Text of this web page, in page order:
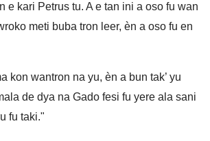
e kari Petrus tu. A e tan ini a oso fu wan
meti buba tron leer, èn a oso fu en
kon wantron na yu, èn a bun tak’ yu
de dya na Gado fesi fu yere ala sani
fu taki."